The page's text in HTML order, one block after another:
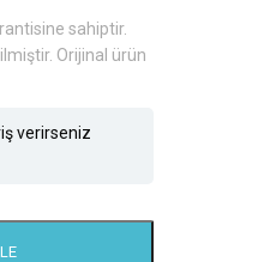
sahiptir.
Orijinal ürün
verirseniz